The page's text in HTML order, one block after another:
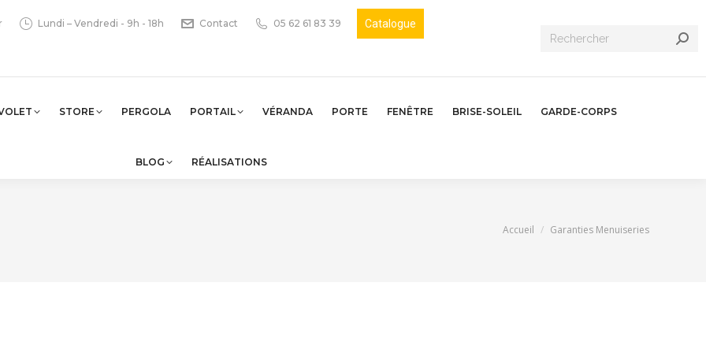
Lundi – Vendredi - 9h - 18h Contact 05 62 61 83 39 Catalogue
Recherche
STORE PERGOLA PORTAIL VÉRANDA PORTE FENÊTRE BRISE-SOLEIL GARDE-CORPS
BLOG RÉALISATIONS
Vous êtes ici :
Accueil Garanties Menuiseries